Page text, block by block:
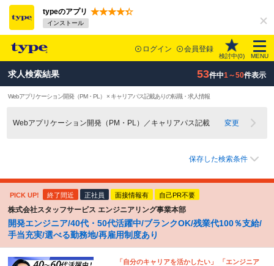
typeのアプリ
インストール
ログイン 会員登録
検討中(0) MENU
求人検索結果 53件中1～50件表示
Webアプリケーション開発（PM・PL） × キャリアパス記載ありの転職・求人情報
Webアプリケーション開発（PM・PL）／キャリアパス記載 変更
保存した検索条件
PICK UP! 終了間近 正社員 面接情報有 自己PR不要
株式会社スタッフサービス エンジニアリング事業本部
開発エンジニア/40代・50代活躍中/ブランクOK/残業代100％支給/
手当充実/選べる勤務地/再雇用制度あり
「自分のキャリアを活かしたい」 「エンジニア